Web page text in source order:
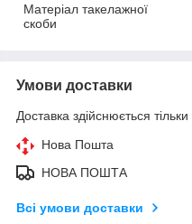
Матеріал такелажної
скоби
Умови доставки
Доставка здійснюється
Нова Пошта
НОВА ПОШТА
Всі умови доставки